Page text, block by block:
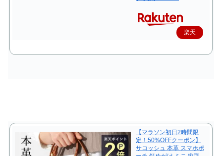
楽天
【マラソン初日2時間限
定！50%OFFクーポン】
サコッシュ 本革 スマホポ